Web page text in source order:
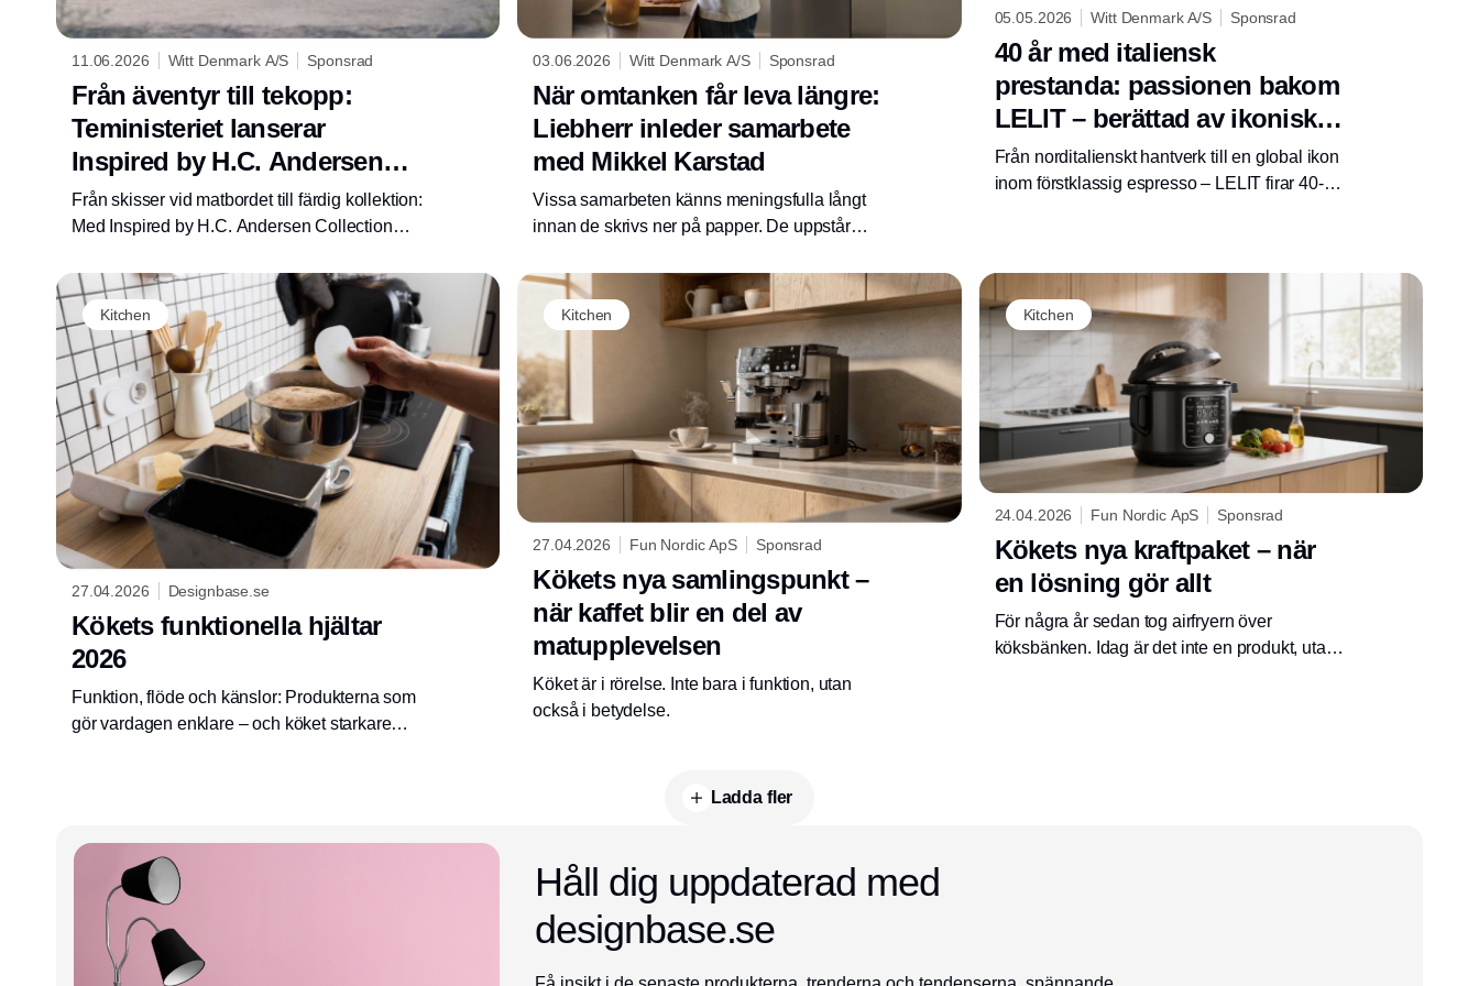
11.06.2026 Witt Denmark A/S Sponsrad
Från äventyr till tekopp:
Teministeriet lanserar
Inspired by H.C. Andersen
Collection
Från skisser vid matbordet till färdig kollektion:
Med Inspired by H.C. Andersen Collection
hantverk och berättande i fyra unika
teupplevelser, utvecklade och designade helt
från grunden av företaget självt.
03.06.2026 Witt Denmark A/S Sponsrad
När omtanken får leva längre:
Liebherr inleder samarbete
med Mikkel Karstad
Vissa samarbeten känns meningsfulla långt
innan de skrivs ner på papper. De uppstår
samma platser – runt middagsbordet, i
råvarorna och i hur vi väljer att leva. Därför
inleder Liebherr nu ett samarbete med
kocken, kokboksförfattaren och
matförmedlaren Mikkel Karstad som en del av
kampanjuniversumet ”Preserve What Matters”
– ett universum som kretsar kring kvalitet,
hållbarhet och respekt för de resurser vi har
runt omkring oss.
05.05.2026 Witt Denmark A/S Sponsrad
40 år med italiensk
prestanda: passionen bakom
LELIT – berättad av ikoniska
Bianca
Från norditalienskt hantverk till en global ikon
inom förstklassig espresso – LELIT firar 40-
Kitchen
27.04.2026 Designbase.se
Kökets funktionella hjältar
2026
Funktion, flöde och känslor: Produkterna som
gör vardagen enklare – och köket starkare
Kitchen
27.04.2026 Fun Nordic ApS Sponsrad
Kökets nya samlingspunkt –
när kaffet blir en del av
matupplevelsen
Köket är i rörelse. Inte bara i funktion, utan
också i betydelse.
Kitchen
24.04.2026 Fun Nordic ApS Sponsrad
Kökets nya kraftpaket – när
en lösning gör allt
För några år sedan tog airfryern över
köksbänken. Idag är det inte en produkt, utan
Ladda fler
Håll dig uppdaterad med
designbase.se